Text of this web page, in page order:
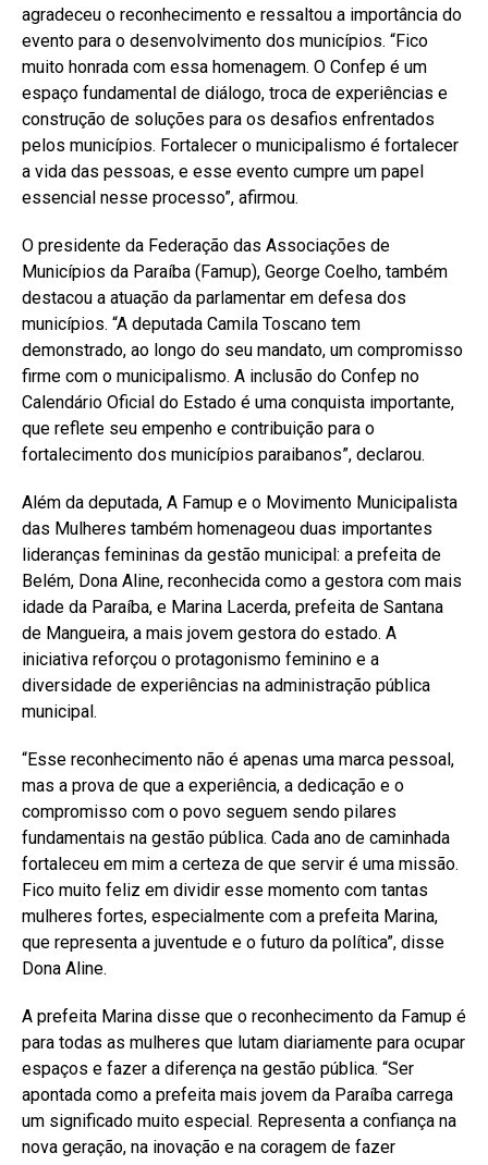
agradeceu o reconhecimento e ressaltou a importância do
evento para o desenvolvimento dos municípios. “Fico
muito honrada com essa homenagem. O Confep é um
espaço fundamental de diálogo, troca de experiências e
construção de soluções para os desafios enfrentados
pelos municípios. Fortalecer o municipalismo é fortalecer
a vida das pessoas, e esse evento cumpre um papel
essencial nesse processo”, afirmou.
O presidente da Federação das Associações de
Municípios da Paraíba (Famup), George Coelho, também
destacou a atuação da parlamentar em defesa dos
municípios. “A deputada Camila Toscano tem
demonstrado, ao longo do seu mandato, um compromisso
firme com o municipalismo. A inclusão do Confep no
Calendário Oficial do Estado é uma conquista importante,
que reflete seu empenho e contribuição para o
fortalecimento dos municípios paraibanos”, declarou.
Além da deputada, A Famup e o Movimento Municipalista
das Mulheres também homenageou duas importantes
lideranças femininas da gestão municipal: a prefeita de
Belém, Dona Aline, reconhecida como a gestora com mais
idade da Paraíba, e Marina Lacerda, prefeita de Santana
de Mangueira, a mais jovem gestora do estado. A
iniciativa reforçou o protagonismo feminino e a
diversidade de experiências na administração pública
municipal.
“Esse reconhecimento não é apenas uma marca pessoal,
mas a prova de que a experiência, a dedicação e o
compromisso com o povo seguem sendo pilares
fundamentais na gestão pública. Cada ano de caminhada
fortaleceu em mim a certeza de que servir é uma missão.
Fico muito feliz em dividir esse momento com tantas
mulheres fortes, especialmente com a prefeita Marina,
que representa a juventude e o futuro da política”, disse
Dona Aline.
A prefeita Marina disse que o reconhecimento da Famup é
para todas as mulheres que lutam diariamente para ocupar
espaços e fazer a diferença na gestão pública. “Ser
apontada como a prefeita mais jovem da Paraíba carrega
um significado muito especial. Representa a confiança na
nova geração, na inovação e na coragem de fazer